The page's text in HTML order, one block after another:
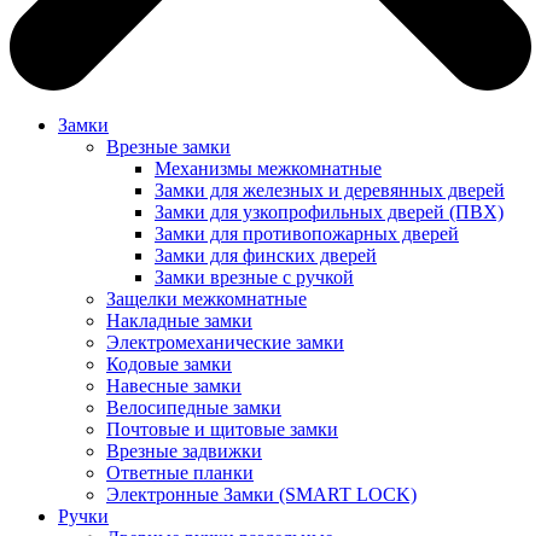
Замки
Врезные замки
Механизмы межкомнатные
Замки для железных и деревянных дверей
Замки для узкопрофильных дверей (ПВХ)
Замки для противопожарных дверей
Замки для финских дверей
Замки врезные с ручкой
Защелки межкомнатные
Накладные замки
Электромеханические замки
Кодовые замки
Навесные замки
Велосипедные замки
Почтовые и щитовые замки
Врезные задвижки
Ответные планки
Электронные Замки (SMART LOCK)
Ручки